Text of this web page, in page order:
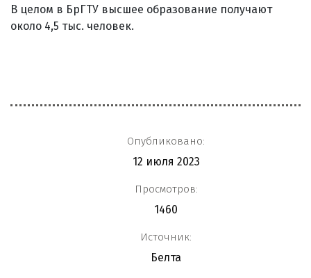
В целом в БрГТУ высшее образование получают
около 4,5 тыс. человек.
Опубликовано:
12 июля 2023
Просмотров:
1460
Источник:
Белта